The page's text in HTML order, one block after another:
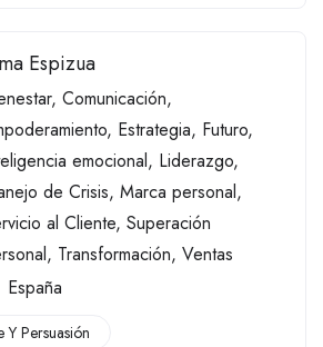
Espizua
, Comunicación,
, Estrategia, Futuro,
emocional, Liderazgo,
de Crisis, Marca personal,
al Cliente, Superación
, Transformación, Ventas
España
Persuasión